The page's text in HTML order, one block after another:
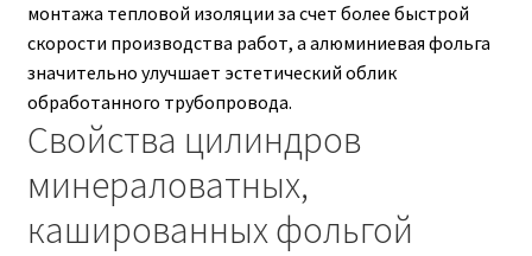
монтажа тепловой изоляции за счет более быстрой
скорости производства работ, а алюминиевая фольга
значительно улучшает эстетический облик
обработанного трубопровода.
Свойства цилиндров
минераловатных,
кашированных фольгой